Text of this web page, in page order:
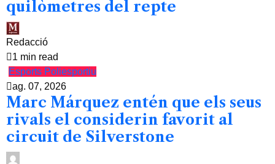
quilòmetres del repte
Redacció
1 min read
Esports Poliesportiu
ag. 07, 2026
Marc Márquez entén que els seus
rivals el considerin favorit al
circuit de Silverstone